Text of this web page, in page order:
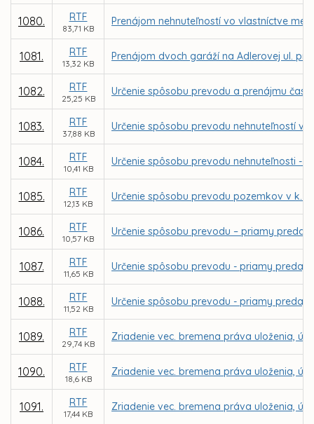
1080. RTF
83,71 KB
Prenájom nehnuteľností vo vlastníctve
1081. RTF
13,32 KB
Prenájom dvoch garáží na Adlerovej ul.
1082. RTF
25,25 KB
Určenie spôsobu prevodu a prenájmu
1083. RTF
37,88 KB
Určenie spôsobu prevodu nehnuteľností v
1084. RTF
10,41 KB
Určenie spôsobu prevodu nehnuteľnosti -
1085. RTF
12,13 KB
Určenie spôsobu prevodu pozemkov v k.
1086. RTF
10,57 KB
Určenie spôsobu prevodu – priamy predaj
1087. RTF
11,65 KB
Určenie spôsobu prevodu - priamy predaj
1088. RTF
11,52 KB
Určenie spôsobu prevodu - priamy predaj
1089. RTF
29,74 KB
Zriadenie vec. bremena práva uloženia,
1090. RTF
18,6 KB
Zriadenie vec. bremena práva uloženia,
1091. RTF
17,44 KB
Zriadenie vec. bremena práva uloženia,